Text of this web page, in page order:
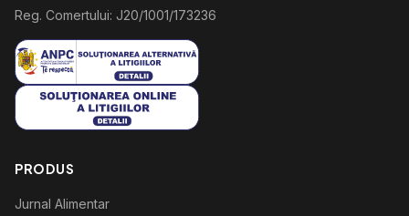
Reg. Comertului: J20/1001/173236
PRODUS
Jurnal Alimentar